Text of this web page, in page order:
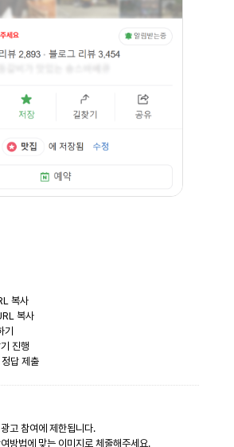
복사
복사
진행
답 제출
고 참여에 제한됩니다.
방법에 맞는 이미지로 체줄해주세요.